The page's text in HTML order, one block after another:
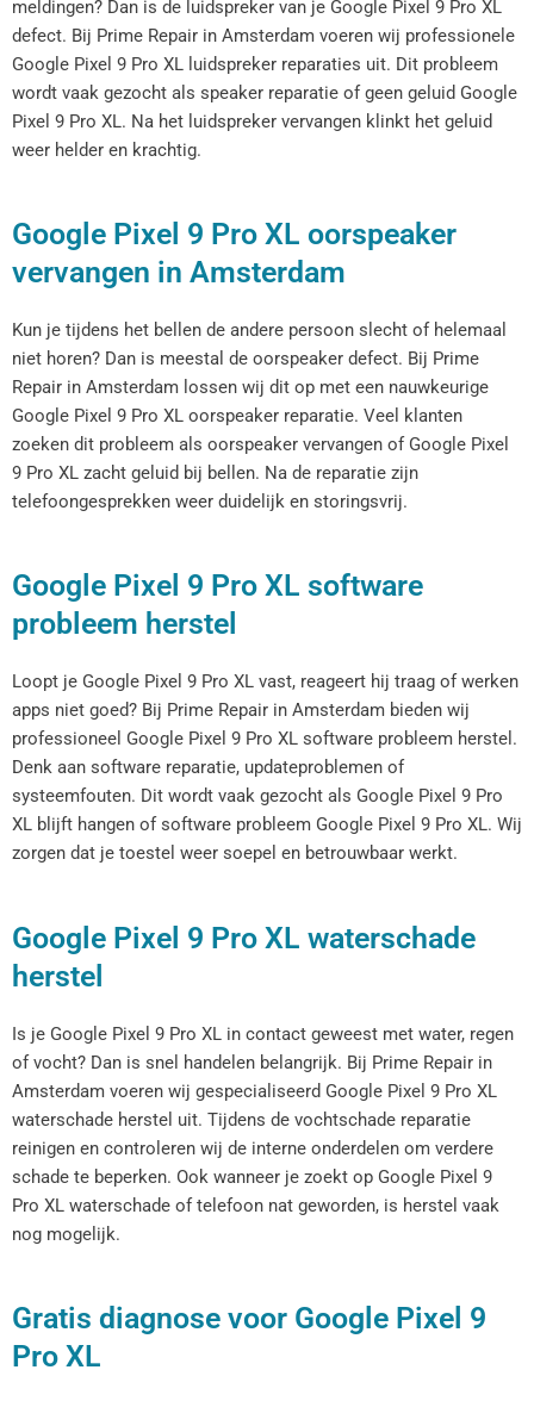
meldingen? Dan is de luidspreker van je Google Pixel 9 Pro XL
defect. Bij Prime Repair in Amsterdam voeren wij professionele
Google Pixel 9 Pro XL luidspreker reparaties uit. Dit probleem
wordt vaak gezocht als speaker reparatie of geen geluid Google
Pixel 9 Pro XL. Na het luidspreker vervangen klinkt het geluid
weer helder en krachtig.
Google Pixel 9 Pro XL oorspeaker
vervangen in Amsterdam
Kun je tijdens het bellen de andere persoon slecht of helemaal
niet horen? Dan is meestal de oorspeaker defect. Bij Prime
Repair in Amsterdam lossen wij dit op met een nauwkeurige
Google Pixel 9 Pro XL oorspeaker reparatie. Veel klanten
zoeken dit probleem als oorspeaker vervangen of Google Pixel
9 Pro XL zacht geluid bij bellen. Na de reparatie zijn
telefoongesprekken weer duidelijk en storingsvrij.
Google Pixel 9 Pro XL software
probleem herstel
Loopt je Google Pixel 9 Pro XL vast, reageert hij traag of werken
apps niet goed? Bij Prime Repair in Amsterdam bieden wij
professioneel Google Pixel 9 Pro XL software probleem herstel.
Denk aan software reparatie, updateproblemen of
systeemfouten. Dit wordt vaak gezocht als Google Pixel 9 Pro
XL blijft hangen of software probleem Google Pixel 9 Pro XL. Wij
zorgen dat je toestel weer soepel en betrouwbaar werkt.
Google Pixel 9 Pro XL waterschade
herstel
Is je Google Pixel 9 Pro XL in contact geweest met water, regen
of vocht? Dan is snel handelen belangrijk. Bij Prime Repair in
Amsterdam voeren wij gespecialiseerd Google Pixel 9 Pro XL
waterschade herstel uit. Tijdens de vochtschade reparatie
reinigen en controleren wij de interne onderdelen om verdere
schade te beperken. Ook wanneer je zoekt op Google Pixel 9
Pro XL waterschade of telefoon nat geworden, is herstel vaak
nog mogelijk.
Gratis diagnose voor Google Pixel 9
Pro XL